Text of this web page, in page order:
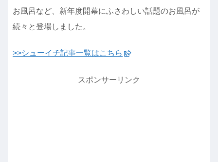
お風呂など、新年度開幕にふさわしい話題のお風呂が
続々と登場しました。
>>シューイチ記事一覧はこちら
スポンサーリンク